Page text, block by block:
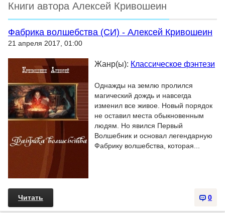
Книги автора Алексей Кривошеин
Фабрика волшебства (СИ) - Алексей Кривошеин
21 апреля 2017, 01:00
Жанр(ы): Классическое фэнтези
Однажды на землю пролился
магический дождь и навсегда
изменил все живое. Новый порядок
не оставил места обыкновенным
людям. Но явился Первый
Волшебник и основал легендарную
Фабрику волшебства, которая...
0
Читать